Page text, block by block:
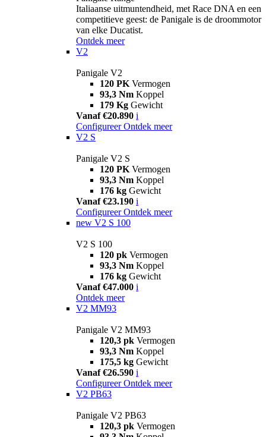
Italiaanse uitmuntendheid, met Race DNA en een
competitieve geest: de Panigale is de droommotor
van elke Ducatist.
Ontdek meer
V2
Panigale V2
120 PK Vermogen
93,3 Nm Koppel
179 Kg Gewicht
Vanaf €20.890 i
Configureer Ontdek meer
V2 S
Panigale V2 S
120 PK Vermogen
93,3 Nm Koppel
176 kg Gewicht
Vanaf €23.190 i
Configureer Ontdek meer
new V2 S 100
V2 S 100
120 pk Vermogen
93,3 Nm Koppel
176 kg Gewicht
Vanaf €47.000 i
Ontdek meer
V2 MM93
Panigale V2 MM93
120,3 pk Vermogen
93,3 Nm Koppel
175,5 kg Gewicht
Vanaf €26.590 i
Configureer Ontdek meer
V2 PB63
Panigale V2 PB63
120,3 pk Vermogen